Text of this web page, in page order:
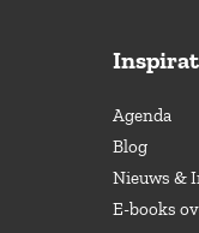
Agenda
Blog
Nieuws &
E-books